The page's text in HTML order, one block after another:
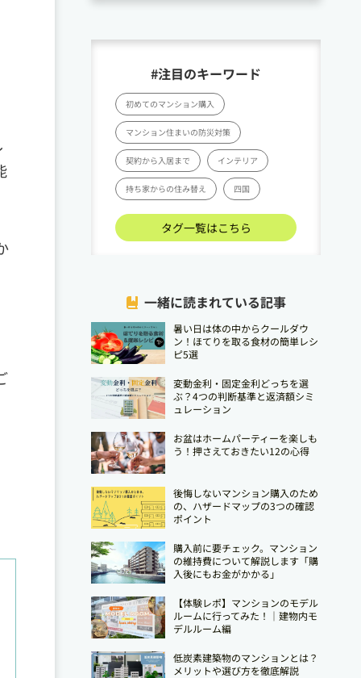
#注目のキーワード
初めてのマンション購入
マンション住まいの防災対策
契約から入居まで インテリア
持ち家からの住み替え 四国
タグ一覧はこちら
一緒に読まれている記事
暑い日は体の中からクールダウ
ン！ほてりを取る食材の簡単レシ
ピ5選
変動金利・固定金利どっちを選
ぶ？4つの判断基準と返済額シミ
ュレーション
お盆はホームパーティーを楽しも
う！押さえておきたい12の心得
後悔しないマンション購入のため
の、ハザードマップの3つの確認
ポイント
購入前に要チェック。マンション
の維持費について解説します「購
入後にもお金がかかる」
【体験レポ】マンションのモデル
ルームに行ってみた！｜建物内モ
デルルーム編
低炭素建築物のマンションとは？
メリットや選び方を徹底解説